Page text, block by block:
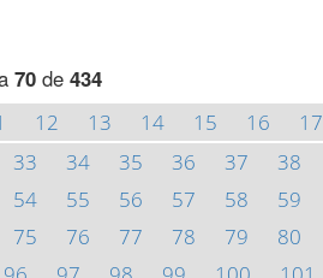
70 de 434
12 13 14 15 16 17
33 34 35 36 37 38
54 55 56 57 58 59
75 76 77 78 79 80